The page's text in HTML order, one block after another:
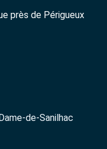
près de Périgueux